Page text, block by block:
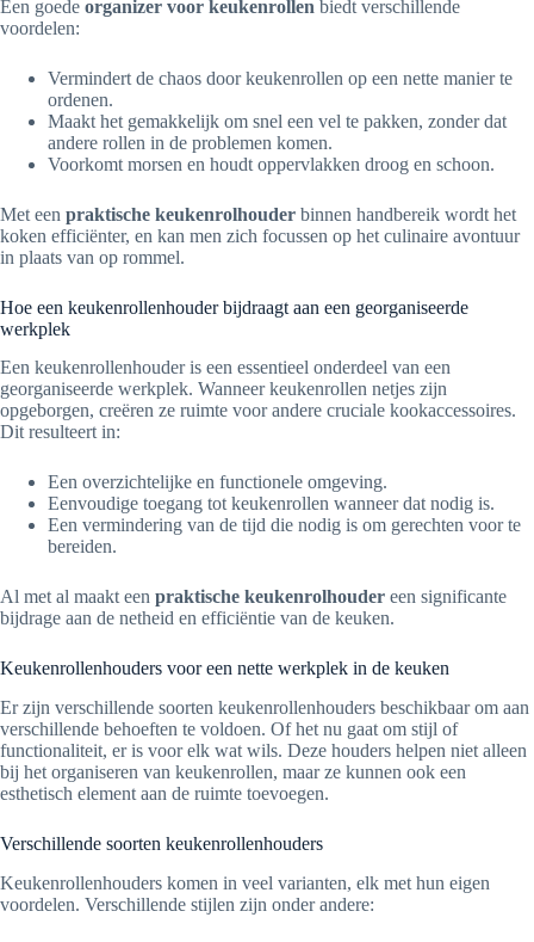
Een goede organizer voor keukenrollen biedt verschillende
voordelen:
Vermindert de chaos door keukenrollen op een nette manier te
ordenen.
Maakt het gemakkelijk om snel een vel te pakken, zonder dat
andere rollen in de problemen komen.
Voorkomt morsen en houdt oppervlakken droog en schoon.
Met een praktische keukenrolhouder binnen handbereik wordt het
koken efficiënter, en kan men zich focussen op het culinaire avontuur
in plaats van op rommel.
Hoe een keukenrollenhouder bijdraagt aan een georganiseerde
werkplek
Een keukenrollenhouder is een essentieel onderdeel van een
georganiseerde werkplek. Wanneer keukenrollen netjes zijn
opgeborgen, creëren ze ruimte voor andere cruciale kookaccessoires.
Dit resulteert in:
Een overzichtelijke en functionele omgeving.
Eenvoudige toegang tot keukenrollen wanneer dat nodig is.
Een vermindering van de tijd die nodig is om gerechten voor te
bereiden.
Al met al maakt een praktische keukenrolhouder een significante
bijdrage aan de netheid en efficiëntie van de keuken.
Keukenrollenhouders voor een nette werkplek in de keuken
Er zijn verschillende soorten keukenrollenhouders beschikbaar om aan
verschillende behoeften te voldoen. Of het nu gaat om stijl of
functionaliteit, er is voor elk wat wils. Deze houders helpen niet alleen
bij het organiseren van keukenrollen, maar ze kunnen ook een
esthetisch element aan de ruimte toevoegen.
Verschillende soorten keukenrollenhouders
Keukenrollenhouders komen in veel varianten, elk met hun eigen
voordelen. Verschillende stijlen zijn onder andere: